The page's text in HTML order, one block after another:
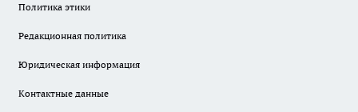
Политика этики
Редакционная политика
Юридическая информация
Контактные данные